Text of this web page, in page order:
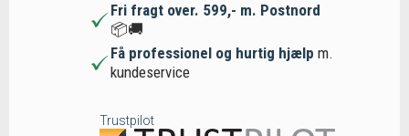
Fri fragt over. 599,- m. Postnord
📦🚚
Få professionel og hurtig hjælp m.
kundeservice
Trustpilot